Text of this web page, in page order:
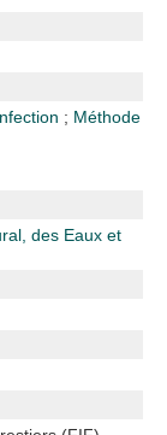
; Méthode
des Eaux et